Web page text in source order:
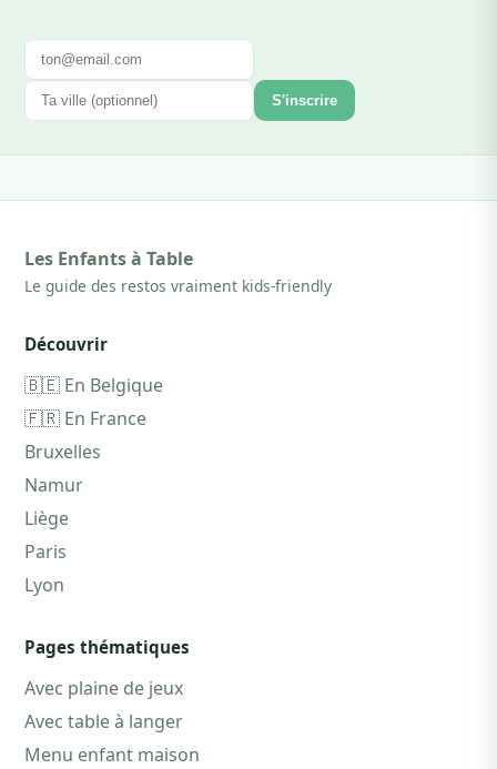
S'inscrire
Les Enfants à Table
Le guide des restos vraiment kids-friendly
Découvrir
🇧🇪 En Belgique
🇫🇷 En France
Bruxelles
Namur
Liège
Paris
Lyon
Pages thématiques
Avec plaine de jeux
Avec table à langer
Menu enfant maison